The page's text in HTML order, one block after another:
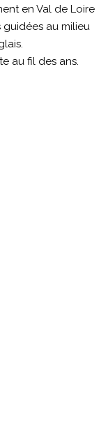
en Val de Loire
au milieu
au fil des ans.